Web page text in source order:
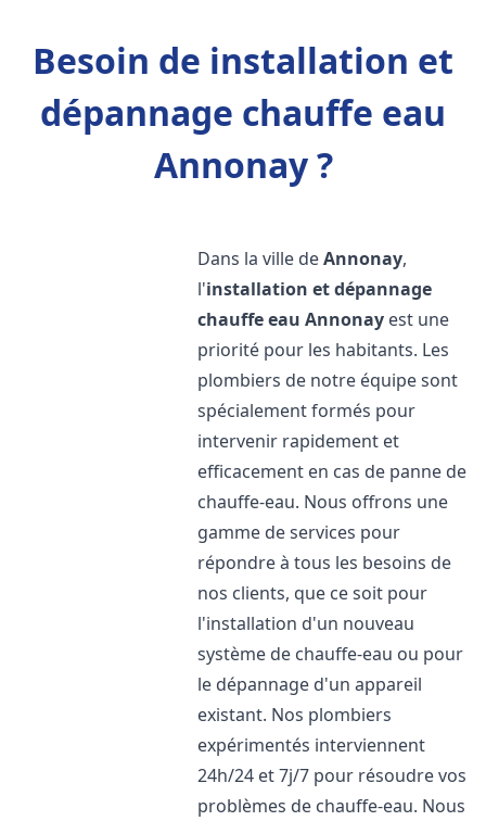
Besoin de installation et
dépannage chauffe eau
Annonay ?
Dans la ville deAnnonay,
l'installation et dépannage
chauffe eau Annonay est une
priorité pour les habitants. Les
plombiers de notre équipe sont
spécialement formés pour
intervenir rapidement et
efficacement en cas de panne de
chauffe-eau. Nous offrons une
gamme de services pour
répondre à tous les besoins de
nos clients, que ce soit pour
l'installation d'un nouveau
système de chauffe-eau ou pour
le dépannage d'un appareil
existant. Nos plombiers
expérimentés interviennent
24h/24 et 7j/7 pour résoudre vos
problèmes de chauffe-eau. Nous